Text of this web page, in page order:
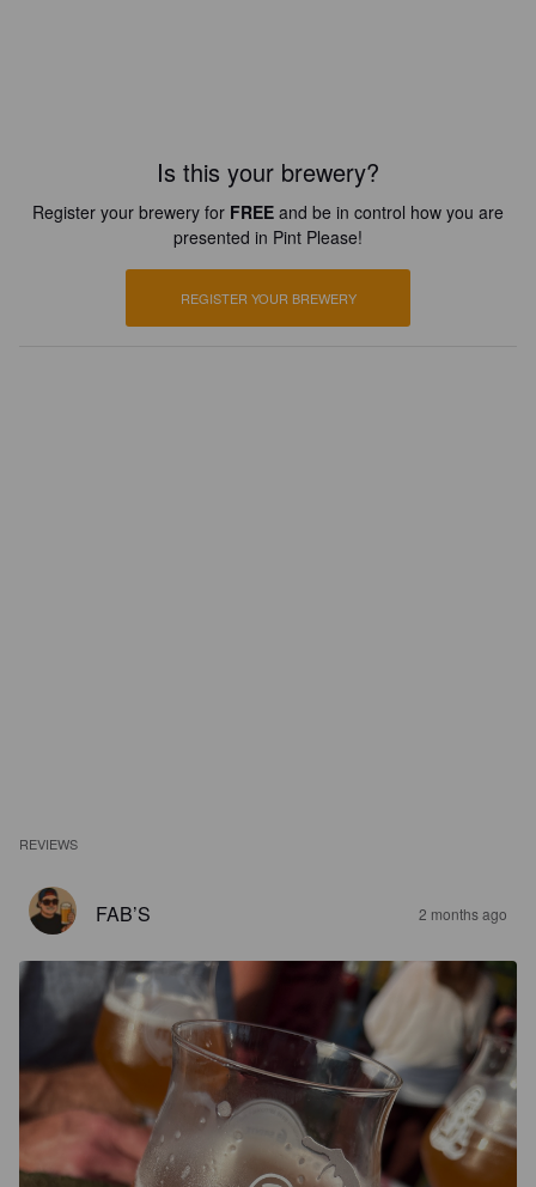
Is this your brewery?
Register your brewery for FREE and be in control how you are
presented in Pint Please!
REGISTER YOUR BREWERY
REVIEWS
FAB’S 2 months ago